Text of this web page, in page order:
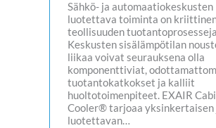
Sähkö- ja automaatiokeskusten
luotettava toiminta on
teollisuuden
Keskusten sisälämpötilan
liikaa voivat seurauksena olla
komponenttiviat,
tuotantokatkokset ja kalliit
huoltotoimenpiteet. EXAIR
Cooler® tarjoaa yksinkertaisen
luotettavan…